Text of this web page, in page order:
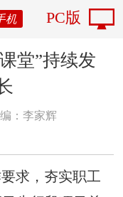
机 PC版
堂”持续发
：李家辉
求，夯实职工